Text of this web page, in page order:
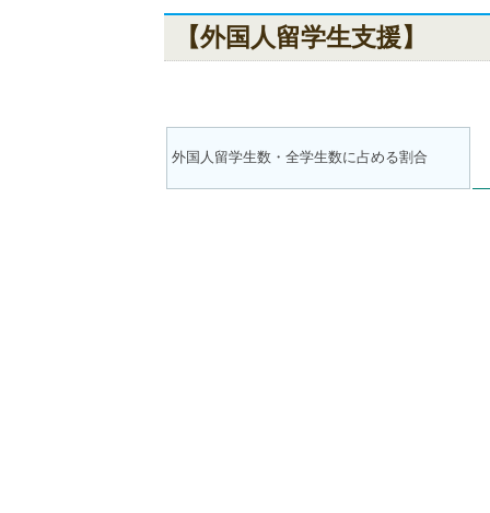
【外国人留学生支援】
外国人留学生数・全学生数に占める割合